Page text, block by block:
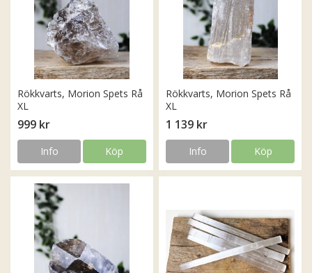
Rökkvarts, Morion Spets Rå
XL
999 kr
Info Köp
Rökkvarts, Morion Spets Rå
XL
1 139 kr
Info Köp